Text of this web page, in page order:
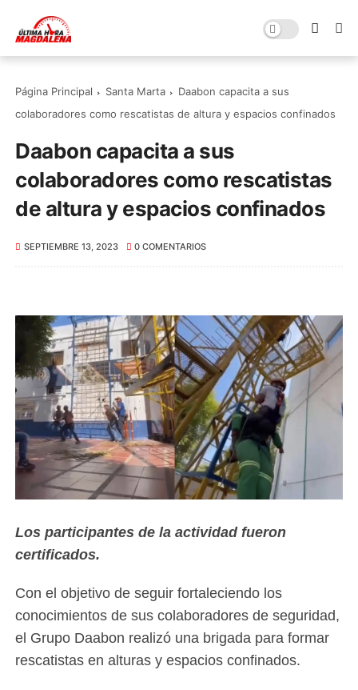
Página Principal Santa Marta
Daabon capacita a sus
colaboradores como rescatistas de altura y espacios confinados
Daabon capacita a sus
colaboradores como rescatistas
de altura y espacios confinados
SEPTIEMBRE 13, 2023 0 COMENTARIOS
Los participantes de la actividad fueron
certificados.
Con el objetivo de seguir fortaleciendo los
conocimientos de sus colaboradores de seguridad,
el Grupo Daabon realizó una brigada para formar
rescatistas en alturas y espacios confinados.